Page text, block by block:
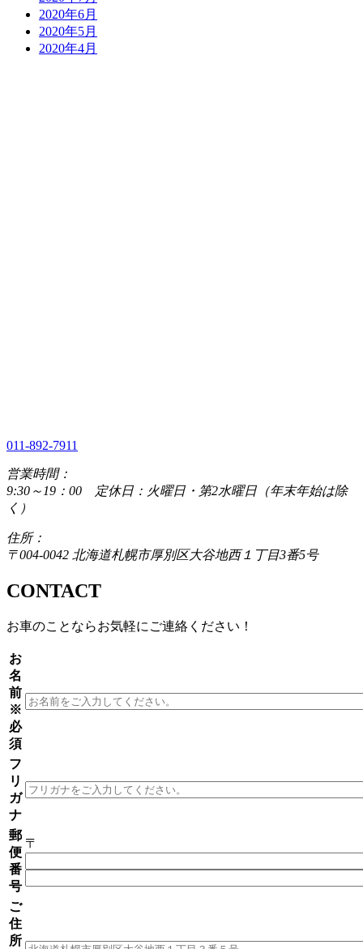
2020年6月
2020年5月
2020年4月
011-892-7911
営業時間：
9:30～19：00 定休日：火曜日・第2水曜日（年末年始は除
く）
住所：
〒004-0042 北海道札幌市厚別区大谷地西１丁目3番5号
CONTACT
お車のことならお気軽にご連絡ください！
お
名
前
※
必
須
フ
リ
ガ
ナ
郵
便
番
号
〒
ご
住
所